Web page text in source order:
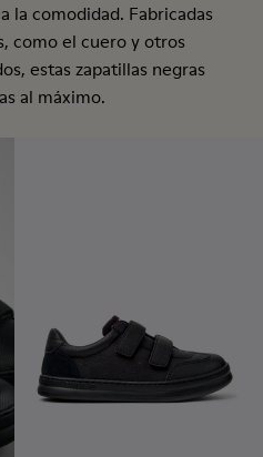
la comodidad. Fabricadas
como el cuero y otros
estas zapatillas negras
al máximo.